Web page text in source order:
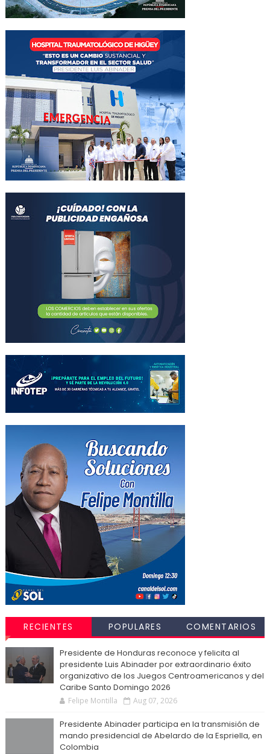
RECIENTES POPULARES COMENTARIOS
Presidente de Honduras reconoce y felicita al
presidente Luis Abinader por extraordinario éxito
organizativo de los Juegos Centroamericanos y del
Caribe Santo Domingo 2026
Felipe Montilla Aug 07, 2026
Presidente Abinader participa en la transmisión de
mando presidencial de Abelardo de la Espriella, en
Colombia